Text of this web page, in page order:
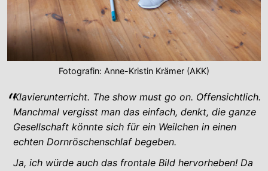
Fotografin: Anne-Kristin Krämer (AKK)
Klavierunterricht. The show must go on. Offensichtlich.
Manchmal vergisst man das einfach, denkt, die ganze
Gesellschaft könnte sich für ein Weilchen in einen
echten Dornröschenschlaf begeben.
Ja, ich würde auch das frontale Bild hervorheben! Da